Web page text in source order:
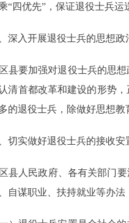
“四优先”，保证退役士兵运
深入开展退役士兵的思想政
县要加强对退役士兵的思想
清首都改革和建设的形势
的退役士兵，除做好思想
切实做好退役士兵的接收安
县人民政府、各有关部门要
自谋职业、扶持就业等办